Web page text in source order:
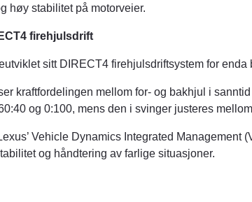
høy stabilitet på motorveier.
firehjulsdrift
sitt DIRECT4 firehjulsdriftsystem for
kraftfordelingen mellom for- og bakhjul i
og 0:100, mens den i svinger justeres
Vehicle Dynamics Integrated
og håndtering av farlige situasjoner.